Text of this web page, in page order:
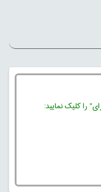
را کلیک نمایید: